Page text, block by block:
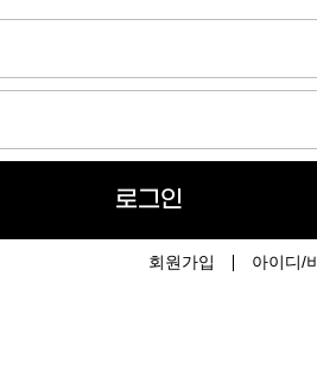
로그인
회원가입 아이디/